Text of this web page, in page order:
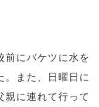
前にバケツに水を
。また、日曜日に
親に連れて行って